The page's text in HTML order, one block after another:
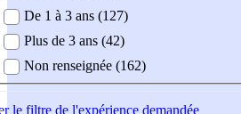
De 1 à 3 ans (127)
Plus de 3 ans (42)
Non renseignée (162)
le filtre de l'expérience demandée